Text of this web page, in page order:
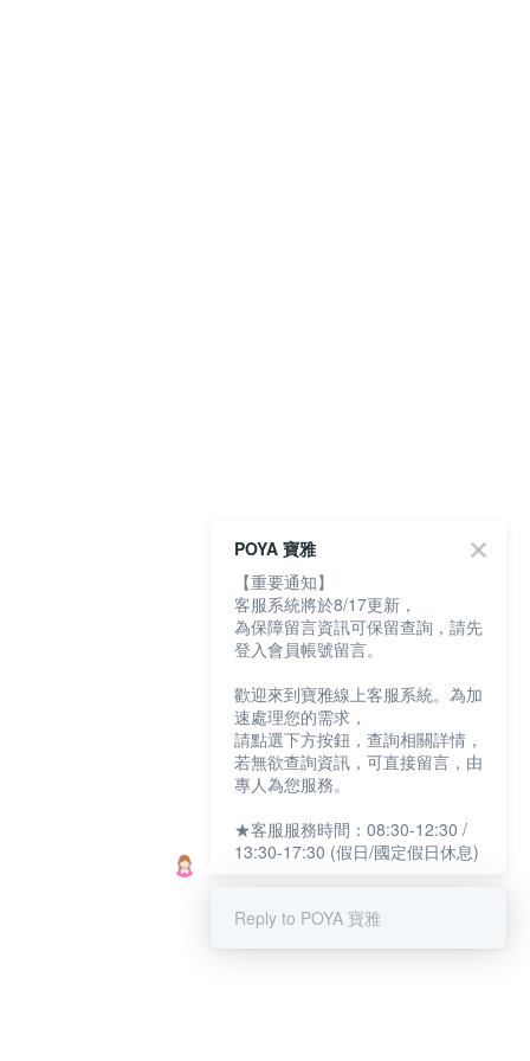
POYA 寶雅
【重要通知】
客服系統將於8/17更新，
為保障留言資訊可保留查詢，請先
登入會員帳號留言。
歡迎來到寶雅線上客服系統。為加
速處理您的需求，
請點選下方按鈕，查詢相關詳情，
若無欲查詢資訊，可直接留言，由
專人為您服務。
★客服服務時間：08:30-12:30 /
13:30-17:30 (假日/國定假日休息)
Reply to POYA 寶雅